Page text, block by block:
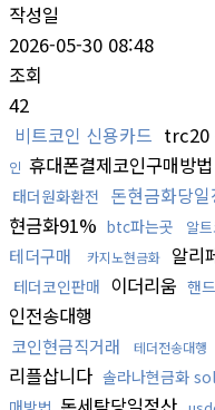
작성일
2026-05-30 08:48
조회
42
비트코인 신용카드 trc20
인 휴대폰결제코인구매방법
태더원화환전 돈현금화당
현금화91% btc파는곳 알
테더구매
카지노현금화 알리
테더코인판매 이더리움 핸
인전송대행
코인현금직거래 테더전송대행
리플삽니다 솔라나현금화